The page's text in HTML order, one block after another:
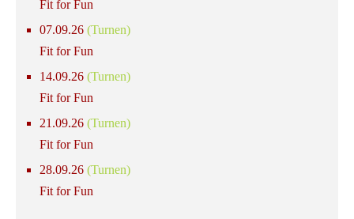
Fit for Fun
07.09.26 (Turnen)
Fit for Fun
14.09.26 (Turnen)
Fit for Fun
21.09.26 (Turnen)
Fit for Fun
28.09.26 (Turnen)
Fit for Fun